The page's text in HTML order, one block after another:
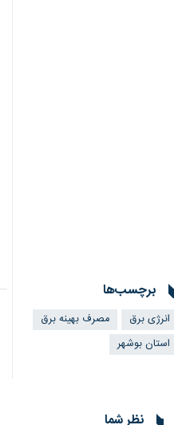
برچسب‌ها
انرژی برق
مصرف بهینه برق
استان بوشهر
نظر شما